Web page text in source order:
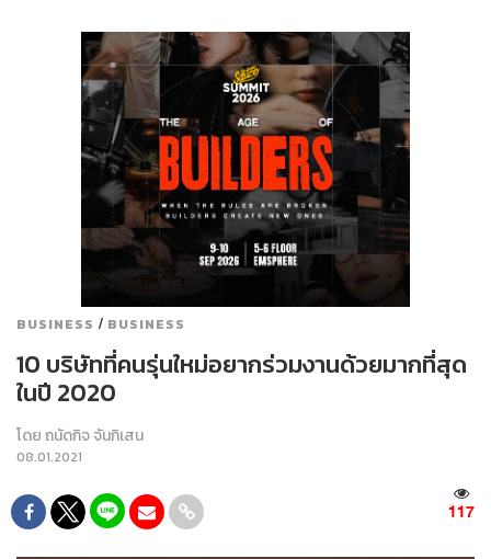
BUSINESS / BUSINESS
10 บริษัทที่คนรุ่นใหม่อยากร่วมงานด้วยมากที่สุด
ในปี 2020
โดยถนัดกิจ จันกิเสน
08.01.2021
117